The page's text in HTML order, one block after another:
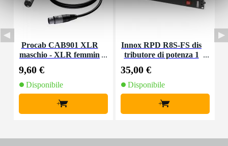
Procab CAB901 XLR
maschio - XLR femmin
9,60 €
Disponibile
+
Innox RPD R8S-FS dis
tributore di potenza 1
35,00 €
Disponibile
+